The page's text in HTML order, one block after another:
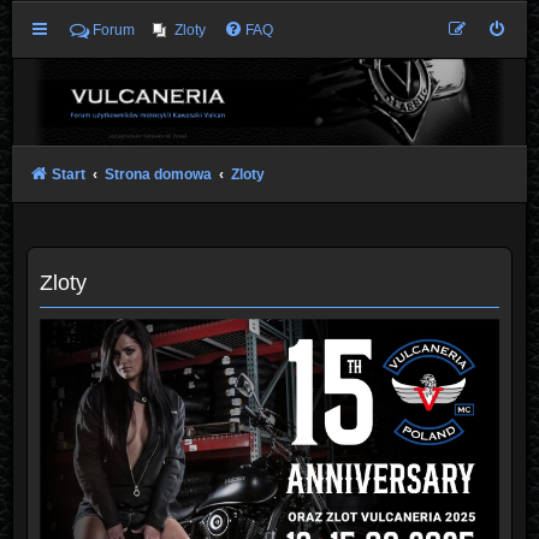
Forum Zloty FAQ
Start Strona domowa Zloty
Zloty